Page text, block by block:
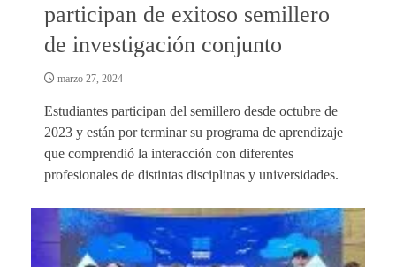
participan de exitoso semillero
de investigación conjunto
marzo 27, 2024
Estudiantes participan del semillero desde octubre de
2023 y están por terminar su programa de aprendizaje
que comprendió la interacción con diferentes
profesionales de distintas disciplinas y universidades.